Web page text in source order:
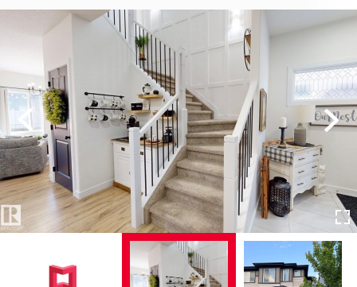
Previous Next